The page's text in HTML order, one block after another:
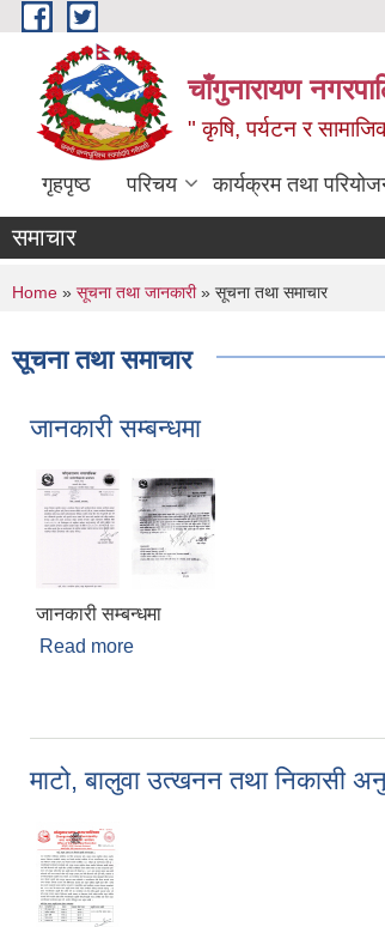
Skip to main content
चाँगुनारायण
" कृषि, पर्यटन र
गृहपृष्ठ परिचय कार्यक्रम तथा
समाचार
You are here
Home » सूचना तथा जानकारी» सूचना तथा समाचार
सूचना तथा समाचार
जानकारी सम्बन्धमा
जानकारी सम्बन्धमा
Read more
माटो, बालुवा उत्खनन तथा निकासी